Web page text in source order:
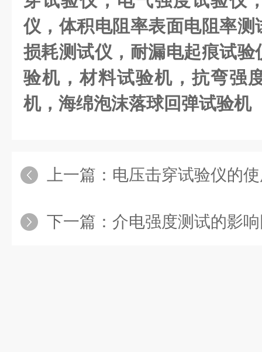
仪，体积电阻率表面电阻率
损耗测试仪，耐漏电起痕试
验机，材料试验机，抗弯强
机，海绵泡沫落球回弹试验机
上一篇： 电压击穿试验仪的
下一篇： 介电强度测试的影